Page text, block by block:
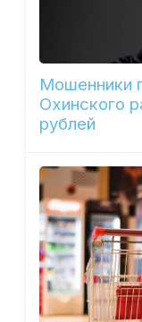
Мошенники
Охинского
рублей